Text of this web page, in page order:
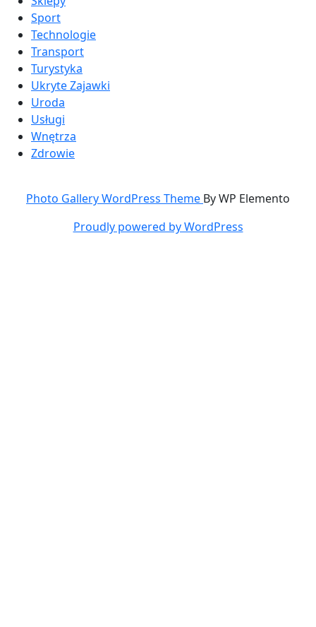
Sport
Technologie
Transport
Turystyka
Ukryte Zajawki
Uroda
Usługi
Wnętrza
Zdrowie
Photo Gallery WordPress Theme By WP Elemento
Proudly powered by WordPress